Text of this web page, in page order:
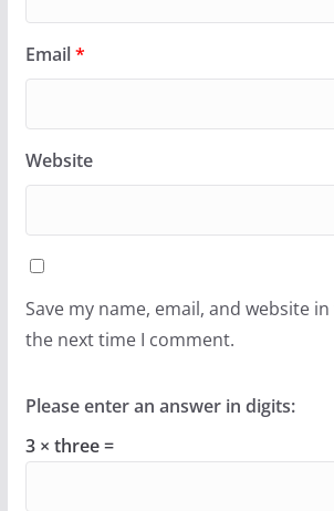
Email*
Website
Save my name, email, and website
the next time I comment.
Please enter an answer in digits:
3 × three =